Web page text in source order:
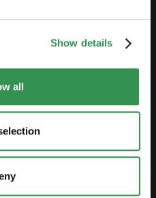
Show details
all